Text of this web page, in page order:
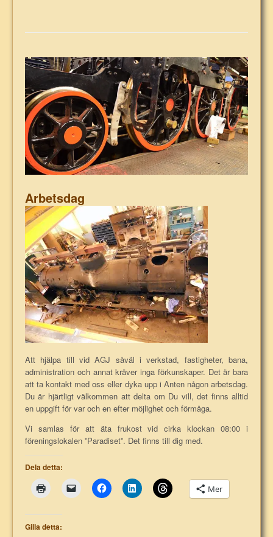
Arbetsdag
Att hjälpa till vid AGJ såväl i verkstad, fastigheter, bana,
administration och annat kräver inga förkunskaper. Det är bara
att ta kontakt med oss eller dyka upp i Anten någon arbetsdag.
Du är hjärtligt välkommen att delta om Du vill, det finns alltid
en uppgift för var och en efter möjlighet och förmåga.
Vi samlas för att äta frukost vid cirka klockan 08:00 i
föreningslokalen ”Paradiset”. Det finns till dig med.
Dela detta:
Mer
Gilla detta: